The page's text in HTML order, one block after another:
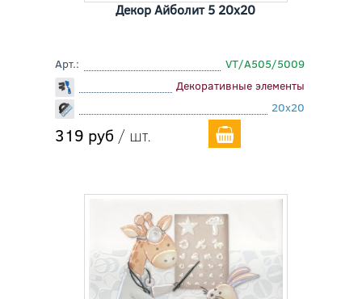
Декор Айболит 5 20x20
Арт.:
VT/A505/5009
Декоративные элементы
20x20
319 руб / шт.